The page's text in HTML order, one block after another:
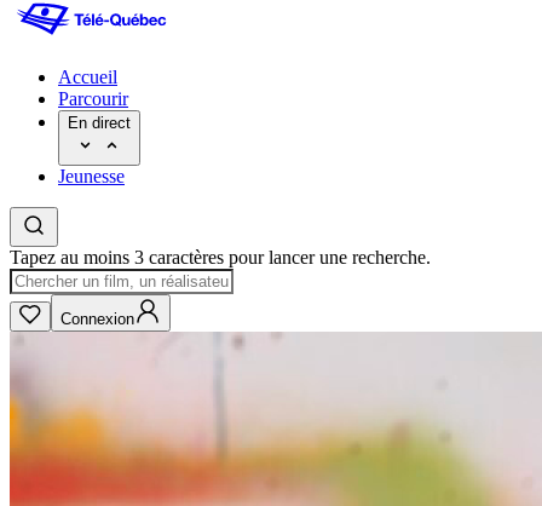
Accueil
Parcourir
En direct
Jeunesse
Tapez au moins 3 caractères pour lancer une recherche.
Connexion